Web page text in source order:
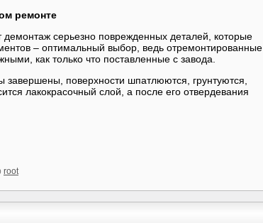
ремонте
серьезно поврежденных деталей, которые
– оптимальный выбор, ведь отремонтированные
как только что поставленные с завода.
завершены, поверхности шпатлюются, грунтуются,
лакокрасочный слой, а после его отвердевания
root